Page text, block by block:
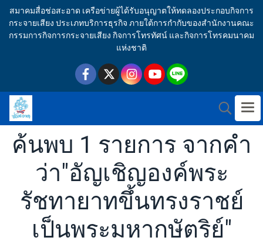
สมาคมสื่อช่อสะอาด เครือข่ายผู้ได้รับอนุญาตให้ทดลองประกอบกิจการ
กระจายเสียง ประเภทบริการธุรกิจ ภายใต้การกำกับของสำนักงานคณะ
กรรมการกิจการกระจายเสียง กิจการโทรทัศน์ และกิจการโทรคมนาคม
แห่งชาติ
ค้นพบ 1 รายการ จากคำ
ว่า"อัญเชิญองค์พระ
รัชทายาทขึ้นทรงราชย์
เป็นพระมหากษัตริย์"